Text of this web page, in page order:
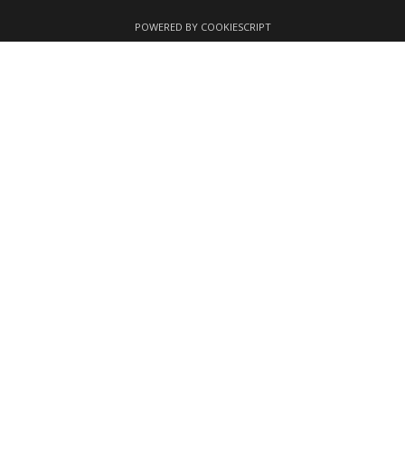
57167 / +30 2310
στην επίσημη
POWERED BY COOKIESCRIPT